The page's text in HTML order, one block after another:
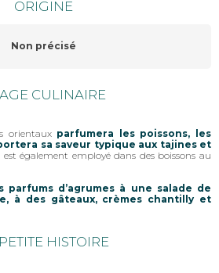
ORIGINE
Non précisé
CULINAIRE
orientaux parfumera les poissons, les
sa saveur typique aux tajines et
également employé dans des boissons au
parfums d’agrumes à une salade de
à des gâteaux, crèmes chantilly et
HISTOIRE